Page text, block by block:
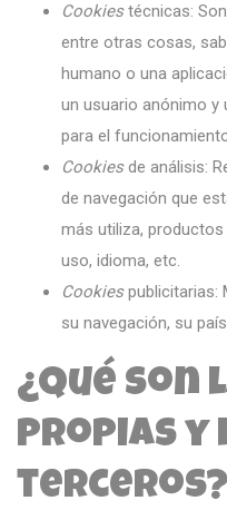
Cookiestécnicas:
entre otras cosas,
humano o una
un usuario anónimo y
para el
Cookiesde análisis:
de navegación que
más utiliza,
uso, idioma, etc.
Cookiespublicitarias:
su navegación, su
¿Qué son
propias y
terceros?